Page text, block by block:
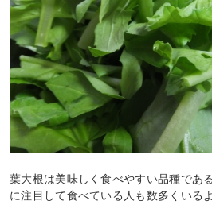
葉大根は美味しく食べやすい品種であ
に注目して食べている人も数多くいる